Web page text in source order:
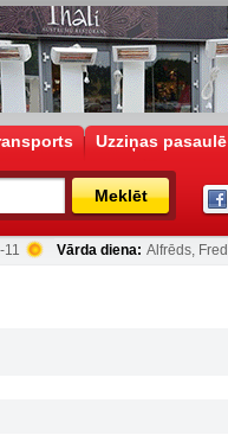
Uzziņas pasaulē
Meklēt
-11 Vārda diena: Alfrēds,